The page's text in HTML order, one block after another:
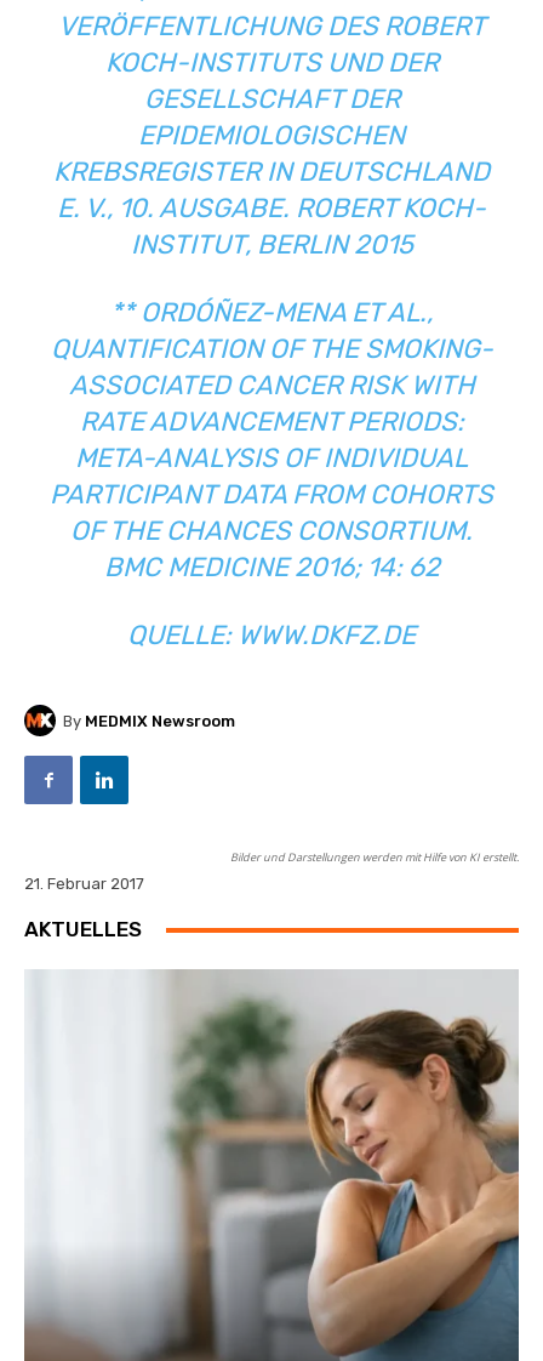
VERÖFFENTLICHUNG DES ROBERT
KOCH-INSTITUTS UND DER
GESELLSCHAFT DER
EPIDEMIOLOGISCHEN
KREBSREGISTER IN DEUTSCHLAND
E. V., 10. AUSGABE. ROBERT KOCH-
INSTITUT, BERLIN 2015
** ORDÓÑEZ-MENA ET AL.,
QUANTIFICATION OF THE SMOKING-
ASSOCIATED CANCER RISK WITH
RATE ADVANCEMENT PERIODS:
META-ANALYSIS OF INDIVIDUAL
PARTICIPANT DATA FROM COHORTS
OF THE CHANCES CONSORTIUM.
BMC MEDICINE 2016; 14: 62
QUELLE: WWW.DKFZ.DE
By MEDMIX Newsroom
Bilder und Darstellungen werden mit Hilfe von KI erstellt.
21. Februar 2017
AKTUELLES